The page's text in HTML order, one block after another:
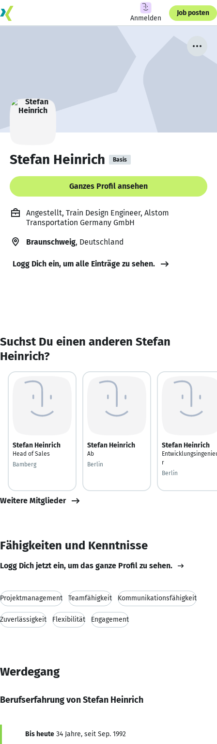
Anmelden
Job posten
Stefan Heinrich Basis
Ganzes Profil ansehen
Angestellt, Train Design Engineer, Alstom
Transportation Germany GmbH
Braunschweig, Deutschland
Logg Dich ein, um alle Einträge zu sehen.
Suchst Du einen anderen Stefan
Heinrich?
Stefan Heinrich
Head of Sales
Bamberg
Stefan Heinrich
Ab
Berlin
Stefan Heinrich
r
Berlin
Weitere Mitglieder
Fähigkeiten und Kenntnisse
Logg Dich jetzt ein, um das ganze Profil zu sehen.
Projektmanagement Teamfähigkeit Kommunikationsfähigkeit
Zuverlässigkeit Flexibilität Engagement
Werdegang
Berufserfahrung von Stefan Heinrich
Bis heute 34 Jahre, seit Sep. 1992